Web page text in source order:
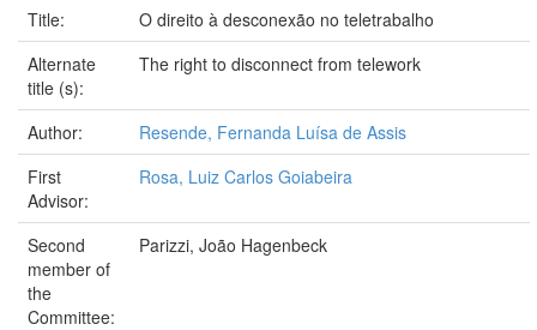
Title:
O direito à desconexão no teletrabalho
Alternate
title (s):
The right to disconnect from telework
Author:
Resende, Fernanda Luísa de Assis
First
Advisor:
Rosa, Luiz Carlos Goiabeira
Second
member of
the
Committee:
Parizzi, João Hagenbeck